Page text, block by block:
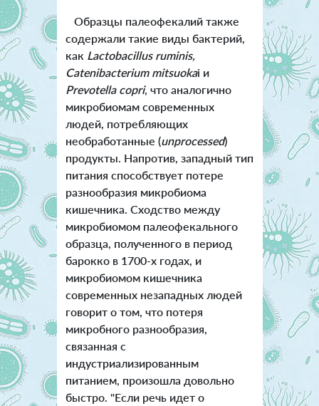
Образцы палеофекалий также
содержали такие виды бактерий,
как Lactobacillus ruminis,
Catenibacterium mitsuokai и
Prevotella copri, что аналогично
микробиомам современных
людей, потребляющих
необработанные (unprocessed)
продукты. Напротив, западный тип
питания способствует потере
разнообразия микробиома
кишечника. Сходство между
микробиомом палеофекального
образца, полученного в период
барокко в 1700-х годах, и
микробиомом кишечника
современных незападных людей
говорит о том, что потеря
микробного разнообразия,
связанная с
индустриализированным
питанием, произошла довольно
быстро. "Если речь идет о